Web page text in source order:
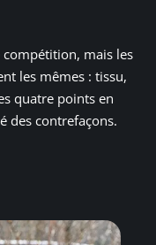
compétition, mais les
les mêmes : tissu,
quatre points en
des contrefaçons.